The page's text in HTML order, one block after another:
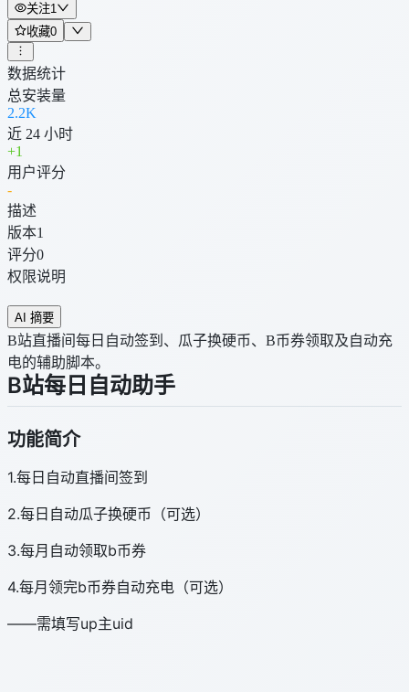
关注1
收藏0
数据统计
总安装量
2.2K
近 24 小时
+1
用户评分
-
描述
版本1
评分0
权限说明
AI 摘要
B站直播间每日自动签到、瓜子换硬币、B币券领取及自动充
电的辅助脚本。
B站每日自动助手
功能简介
1.每日自动直播间签到
2.每日自动瓜子换硬币（可选）
3.每月自动领取b币券
4.每月领完b币券自动充电（可选）
——需填写up主uid